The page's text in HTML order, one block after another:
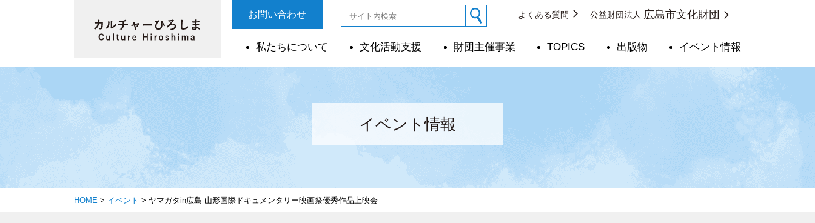
お問い合わせ よくある質問 公益財団法人 広島市文化財団
私たちについて 文化活動支援 財団主催事業 TOPICS 出版物 イベント情報
イベント情報
HOME > イベント > ヤマガタin広島 山形国際ドキュメンタリー映画祭優秀作品上映会